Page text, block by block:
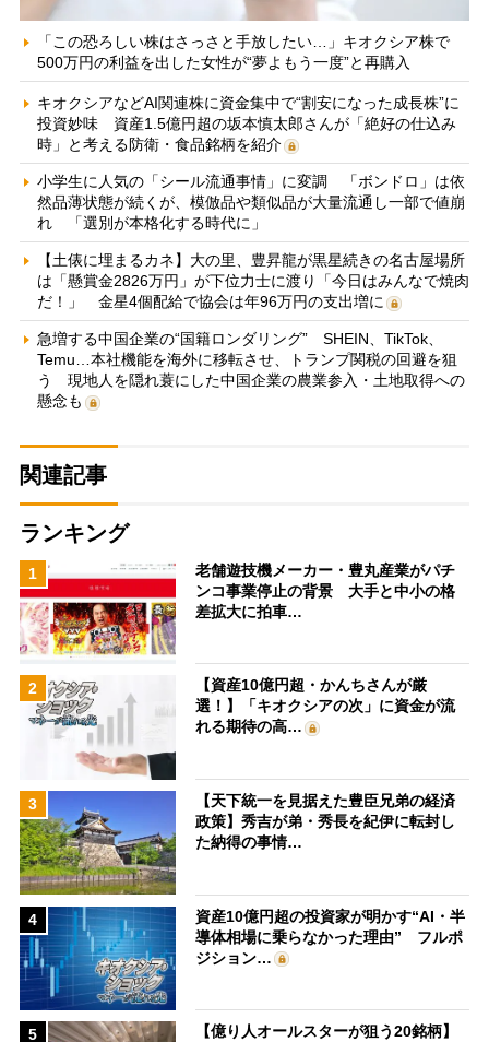
「この恐ろしい株はさっさと手放したい…」キオクシア株で
500万円の利益を出した女性が“夢よもう一度”と再購入
キオクシアなどAI関連株に資金集中で“割安になった成長株”に
投資妙味 資産1.5億円超の坂本慎太郎さんが「絶好の仕込み
時」と考える防衛・食品銘柄を紹介
小学生に人気の「シール流通事情」に変調 「ボンドロ」は依
然品薄状態が続くが、模倣品や類似品が大量流通し一部で値崩
れ 「選別が本格化する時代に」
【土俵に埋まるカネ】大の里、豊昇龍が黒星続きの名古屋場所
は「懸賞金2826万円」が下位力士に渡り「今日はみんなで焼肉
だ！」 金星4個配給で協会は年96万円の支出増に
急増する中国企業の“国籍ロンダリング” SHEIN、TikTok、
Temu…本社機能を海外に移転させ、トランプ関税の回避を狙
う 現地人を隠れ蓑にした中国企業の農業参入・土地取得への
懸念も
関連記事
ランキング
1
老舗遊技機メーカー・豊丸産業がパチ
ンコ事業停止の背景 大手と中小の格
差拡大に拍車…
2
【資産10億円超・かんちさんが厳
選！】「キオクシアの次」に資金が流
れる期待の高…
3
【天下統一を見据えた豊臣兄弟の経済
政策】秀吉が弟・秀長を紀伊に転封し
た納得の事情…
4
資産10億円超の投資家が明かす“AI・半
導体相場に乗らなかった理由” フルポ
ジション…
5
【億り人オールスターが狙う20銘柄】